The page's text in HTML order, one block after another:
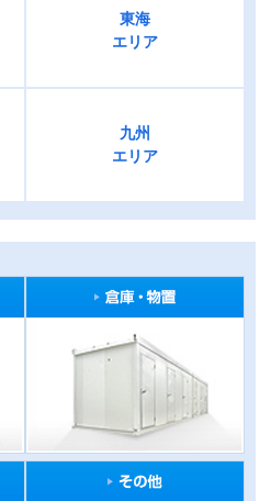
東海
エリア
九州
エリア